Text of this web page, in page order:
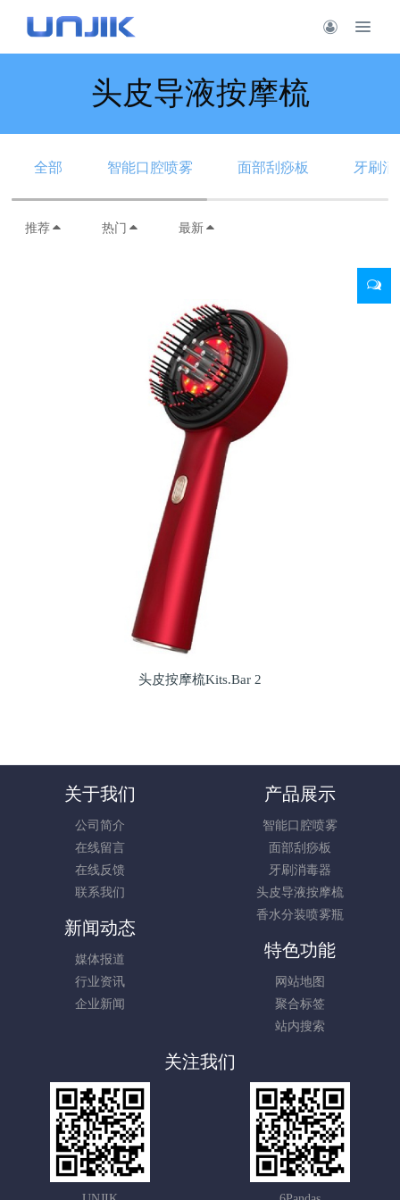
头皮导液按摩梳
全部 智能口腔喷雾 面部刮痧板 牙刷
推荐 热门 最新
头皮按摩梳Kits.Bar 2
关于我们
公司简介
在线留言
在线反馈
联系我们
产品展示
智能口腔喷雾
面部刮痧板
牙刷消毒器
头皮导液按摩梳
香水分装喷雾瓶
新闻动态
媒体报道
行业资讯
企业新闻
特色功能
网站地图
聚合标签
站内搜索
关注我们